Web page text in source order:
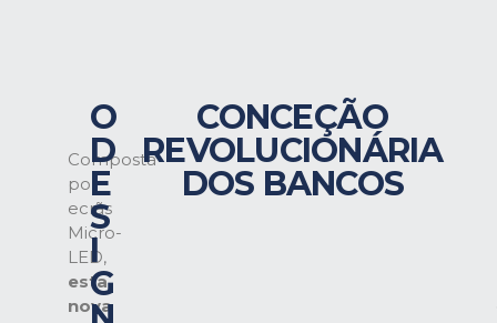
Composta
por
ecrãs
Micro-
LED,
esta
nova
O
D
E
S
I
G
CONCEÇÃO
REVOLUCIONÁRIA
DOS BANCOS